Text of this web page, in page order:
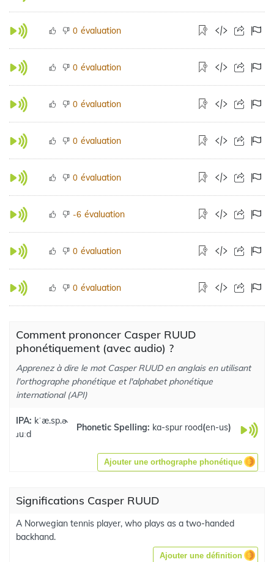
0 évaluation
0 évaluation
0 évaluation
0 évaluation
0 évaluation
-6 évaluation
0 évaluation
0 évaluation
Comment prononcer Casper RUUD
phonétiquement (avec audio) ?
Apprenez à dire le mot Casper RUUD en anglais en utilisant
l'orthographe phonétique et l'alphabet phonétique
international (API)
IPA: kˈæ.sp.ɚ
ɹuːd
Phonetic Spelling: ka-spur rood(en-us)
Ajouter une orthographe phonétique
Significations Casper RUUD
A Norwegian tennis player, who plays as a two-handed
backhand.
Ajouter une définition